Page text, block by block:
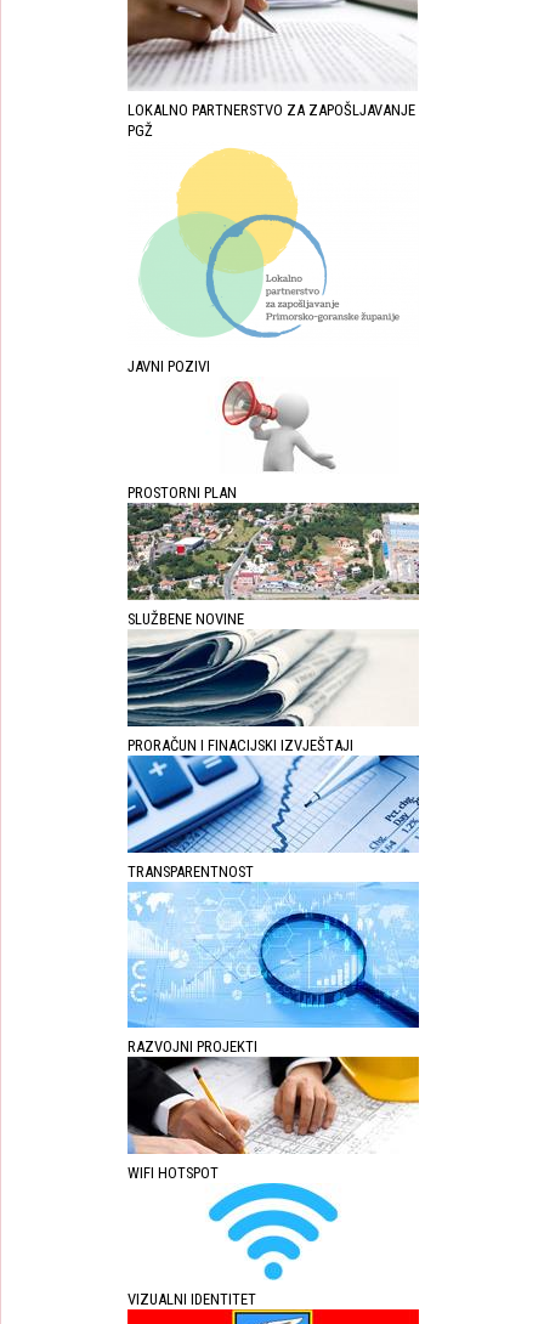
LOKALNO PARTNERSTVO ZA ZAPOŠLJAVANJE
PGŽ
JAVNI POZIVI
PROSTORNI PLAN
SLUŽBENE NOVINE
PRORAČUN I FINACIJSKI IZVJEŠTAJI
TRANSPARENTNOST
RAZVOJNI PROJEKTI
WIFI HOTSPOT
VIZUALNI IDENTITET